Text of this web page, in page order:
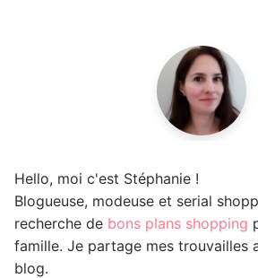
Hello, moi c'est Stéphanie !
Blogueuse, modeuse et serial
recherche de bons plans shopping
famille. Je partage mes trouvailles
blog.